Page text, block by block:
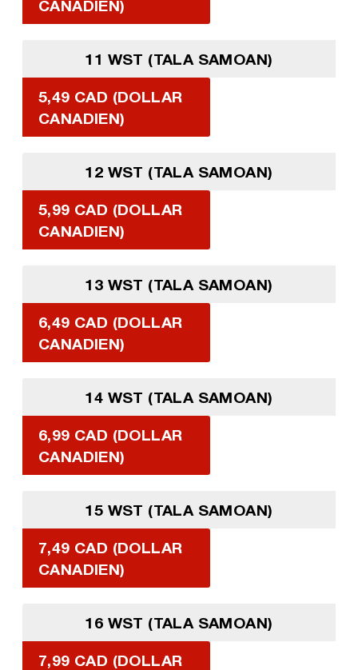
CANADIEN)
11 WST (TALA SAMOAN)
5,49 CAD (DOLLAR
CANADIEN)
12 WST (TALA SAMOAN)
5,99 CAD (DOLLAR
CANADIEN)
13 WST (TALA SAMOAN)
6,49 CAD (DOLLAR
CANADIEN)
14 WST (TALA SAMOAN)
6,99 CAD (DOLLAR
CANADIEN)
15 WST (TALA SAMOAN)
7,49 CAD (DOLLAR
CANADIEN)
16 WST (TALA SAMOAN)
7,99 CAD (DOLLAR